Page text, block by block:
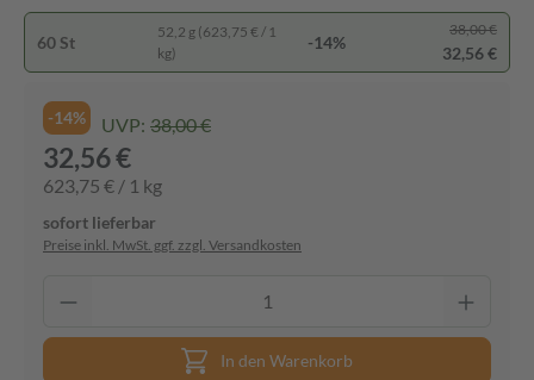
60 St
52,2 g (623,75 € / 1
kg)
-14%
38,00 €
32,56 €
-14% UVP: 38,00 €
32,56 €
623,75 € / 1 kg
sofort lieferbar
Preise inkl. MwSt. ggf. zzgl. Versandkosten
In den Warenkorb